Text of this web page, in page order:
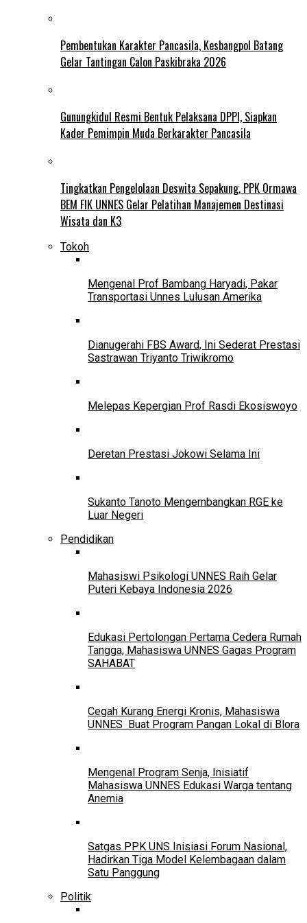
Pembentukan Karakter Pancasila, Kesbangpol Batang
Gelar Tantingan Calon Paskibraka 2026
Gunungkidul Resmi Bentuk Pelaksana DPPI, Siapkan
Kader Pemimpin Muda Berkarakter Pancasila
Tingkatkan Pengelolaan Deswita Sepakung, PPK Ormawa
BEM FIK UNNES Gelar Pelatihan Manajemen Destinasi
Wisata dan K3
Tokoh
Mengenal Prof Bambang Haryadi, Pakar
Transportasi Unnes Lulusan Amerika
Dianugerahi FBS Award, Ini Sederat Prestasi
Sastrawan Triyanto Triwikromo
Melepas Kepergian Prof Rasdi Ekosiswoyo
Deretan Prestasi Jokowi Selama Ini
Sukanto Tanoto Mengembangkan RGE ke
Luar Negeri
Pendidikan
Mahasiswi Psikologi UNNES Raih Gelar
Puteri Kebaya Indonesia 2026
Edukasi Pertolongan Pertama Cedera Rumah
Tangga, Mahasiswa UNNES Gagas Program
SAHABAT
Cegah Kurang Energi Kronis, Mahasiswa
UNNES Buat Program Pangan Lokal di Blora
Mengenal Program Senja, Inisiatif
Mahasiswa UNNES Edukasi Warga tentang
Anemia
Satgas PPK UNS Inisiasi Forum Nasional,
Hadirkan Tiga Model Kelembagaan dalam
Satu Panggung
Politik